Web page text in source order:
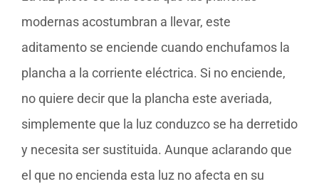
modernas acostumbran a llevar, este
aditamento se enciende cuando enchufamos la
plancha a la corriente eléctrica. Si no enciende,
no quiere decir que la plancha este averiada,
simplemente que la luz conduzco se ha derretido
y necesita ser sustituida. Aunque aclarando que
el que no encienda esta luz no afecta en su